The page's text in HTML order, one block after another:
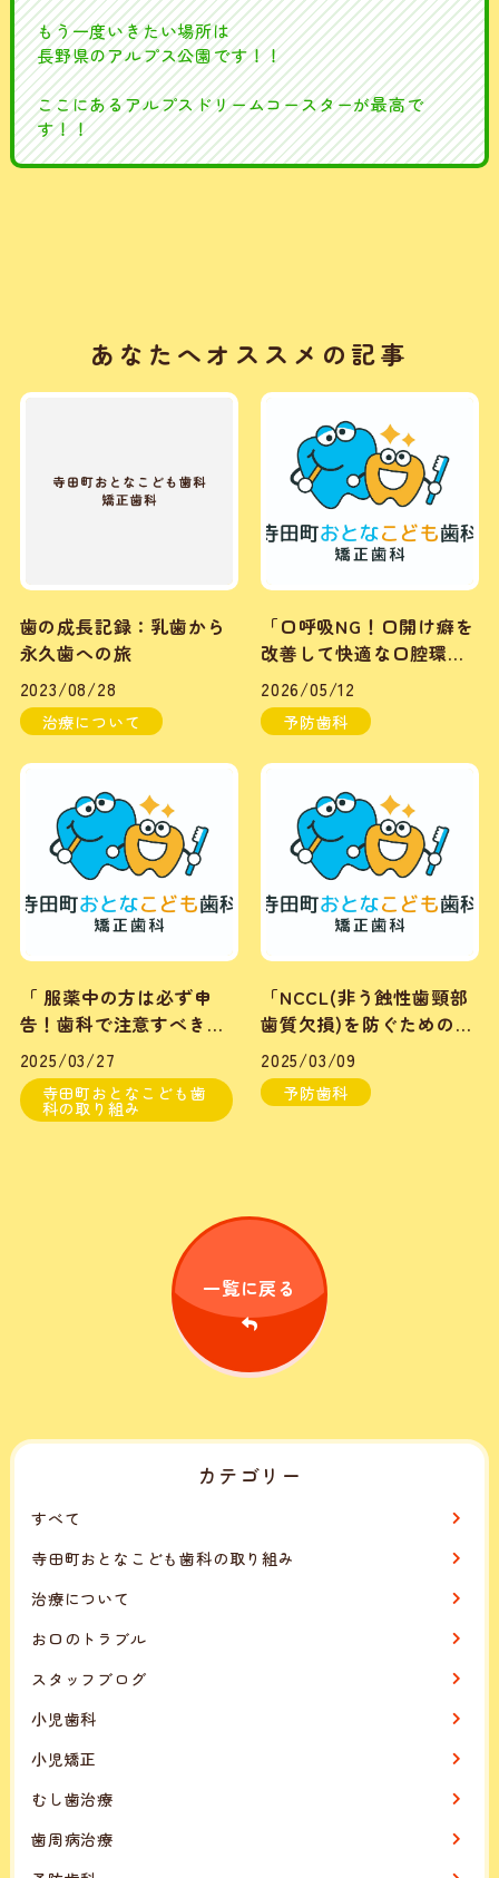
もう一度いきたい場所は
長野県のアルプス公園です！！
ここにあるアルプスドリームコースターが最高で
す！！
あなたへオススメの記事
歯の成長記録：乳歯から
永久歯への旅
2023/08/28
治療について
「口呼吸NG！口開け癖を
改善して快適な口腔環境
を手に入れよう」
2026/05/12
予防歯科
「 服薬中の方は必ず申
告！歯科で注意すべきお
薬。③神経系のお薬」
2025/03/27
寺田町おとなこども歯
科の取り組み
「NCCL(非う蝕性歯頸部
歯質欠損)を防ぐためのブ
ラッシング指導②まずは
歯科衛生用品のチェック
」
2025/03/09
予防歯科
一覧に戻る
カテゴリー
すべて
寺田町おとなこども歯科の取り組み
治療について
お口のトラブル
スタッフブログ
小児歯科
小児矯正
むし歯治療
歯周病治療